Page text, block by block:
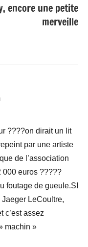
encore une petite
merveille
????on dirait un lit
par une artiste
de l’association
euros ?????
foutage de gueule.SI
LeCoultre,
c’est assez
machin »